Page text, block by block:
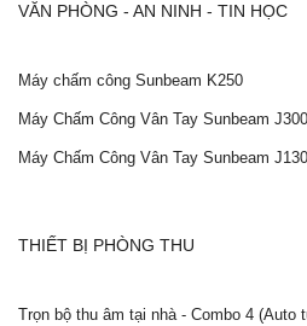
VĂN PHÒNG - AN NINH - TIN HỌC
Máy chấm công Sunbeam K250
Máy Chấm Công Vân Tay Sunbeam J300
Máy Chấm Công Vân Tay Sunbeam J130
THIẾT BỊ PHÒNG THU
Trọn bộ thu âm tại nhà - Combo 4 (Auto